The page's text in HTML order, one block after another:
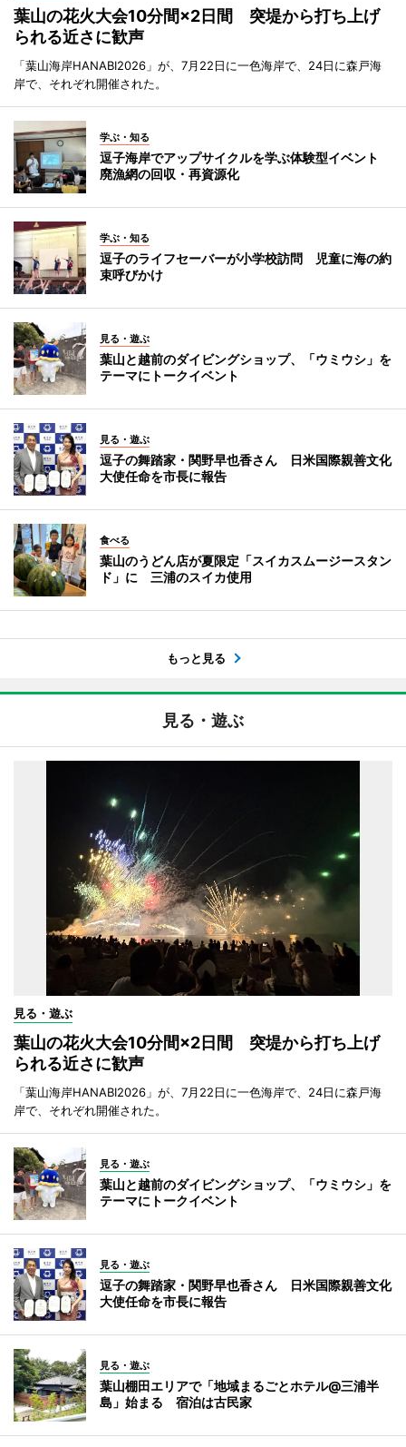
葉山の花火大会10分間×2日間 突堤から打ち上げ
られる近さに歓声
「葉山海岸HANABI2026」が、7月22日に一色海岸で、24日に森戸海
岸で、それぞれ開催された。
学ぶ・知る
逗子海岸でアップサイクルを学ぶ体験型イベント
廃漁網の回収・再資源化
学ぶ・知る
逗子のライフセーバーが小学校訪問 児童に海の約
束呼びかけ
見る・遊ぶ
葉山と越前のダイビングショップ、「ウミウシ」を
テーマにトークイベント
見る・遊ぶ
逗子の舞踏家・関野早也香さん 日米国際親善文化
大使任命を市長に報告
食べる
葉山のうどん店が夏限定「スイカスムージースタン
ド」に 三浦のスイカ使用
もっと見る
見る・遊ぶ
見る・遊ぶ
葉山の花火大会10分間×2日間 突堤から打ち上げ
られる近さに歓声
「葉山海岸HANABI2026」が、7月22日に一色海岸で、24日に森戸海
岸で、それぞれ開催された。
見る・遊ぶ
葉山と越前のダイビングショップ、「ウミウシ」を
テーマにトークイベント
見る・遊ぶ
逗子の舞踏家・関野早也香さん 日米国際親善文化
大使任命を市長に報告
見る・遊ぶ
葉山棚田エリアで「地域まるごとホテル@三浦半
島」始まる 宿泊は古民家